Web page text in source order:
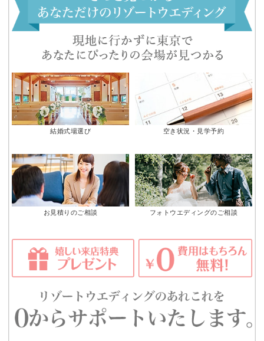
結婚式場選び 空き状況・見学予約
お見積りのご相談 フォトウエディングのご相談